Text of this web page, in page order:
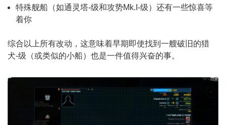
特殊舰船（如通灵塔-级和攻势Mk.I-级）还有一些惊喜等
着你
综合以上所有改动，这意味着早期即使找到一艘破旧的猎
犬-级（或类似的小船）也是一件值得兴奋的事。